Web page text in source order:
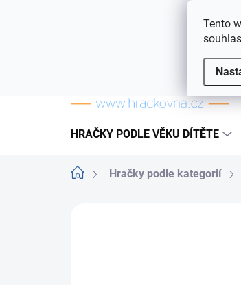
Tento
Často
HRAČKY PODLE VĚKU DÍTĚTE
DomůHračky podle kategorií